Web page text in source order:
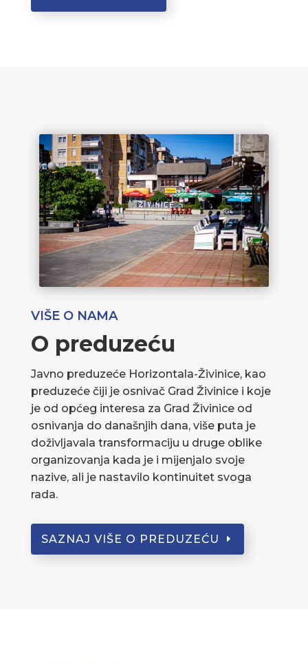
VIŠE O NAMA
O preduzeću
Javno preduzeće Horizontala-Živinice, kao
preduzeće čiji je osnivač Grad Živinice i koje
je od općeg interesa za Grad Živinice od
osnivanja do današnjih dana, više puta je
doživljavala transformaciju u druge oblike
organizovanja kada je i mijenjalo svoje
nazive, ali je nastavilo kontinuitet svoga
rada.
SAZNAJ VIŠE O PREDUZEĆU